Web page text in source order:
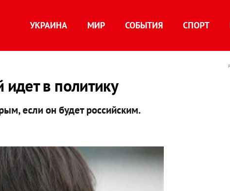
УКРАИНА МИР СОБЫТИЯ СПОРТ
в политику
если он будет российским.